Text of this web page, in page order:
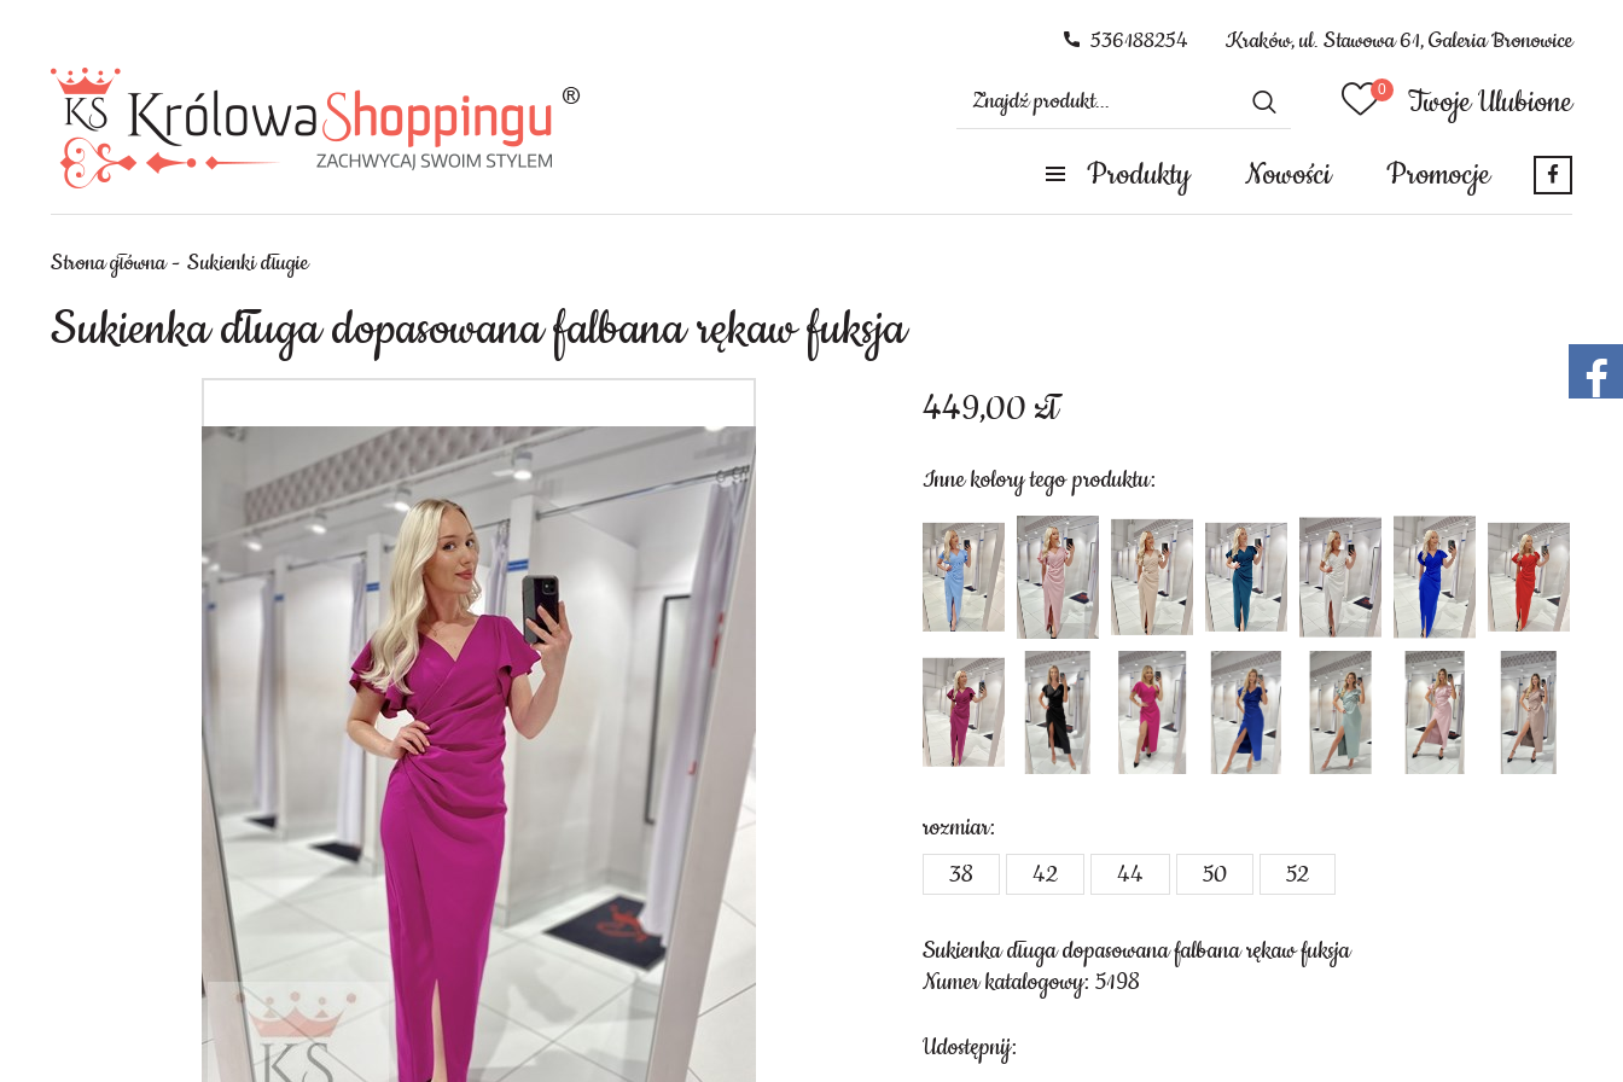
Kraków, ul. Stawowa 61, Galeria Bronowice
536188254
Twoje Ulubione
Produkty
Nowości Promocje
Strona główna Sukienki długie
Sukienka długa dopasowana falbana rękaw fuksja
449,00 zł
Inne kolory tego produktu:
rozmiar:
38
42 44 50 52
Sukienka długa dopasowana falbana rękaw fuksja
Numer katalogowy: 5198
Udostępnij: